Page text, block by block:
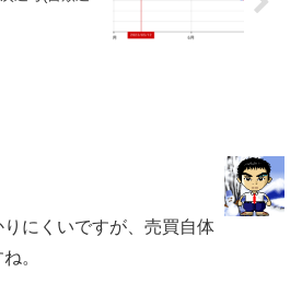
にくいですが、売買自体
。